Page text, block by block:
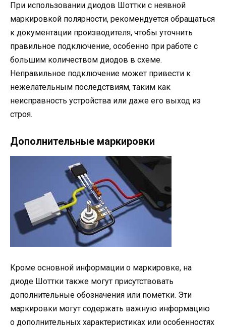
При использовании диодов Шоттки с неявной
маркировкой полярности, рекомендуется обращаться
к документации производителя, чтобы уточнить
правильное подключение, особенно при работе с
большим количеством диодов в схеме.
Неправильное подключение может привести к
нежелательным последствиям, таким как
неисправность устройства или даже его выход из
строя.
Дополнительные маркировки
Кроме основной информации о маркировке, на
диоде Шоттки также могут присутствовать
дополнительные обозначения или пометки. Эти
маркировки могут содержать важную информацию
о дополнительных характеристиках или особенностях